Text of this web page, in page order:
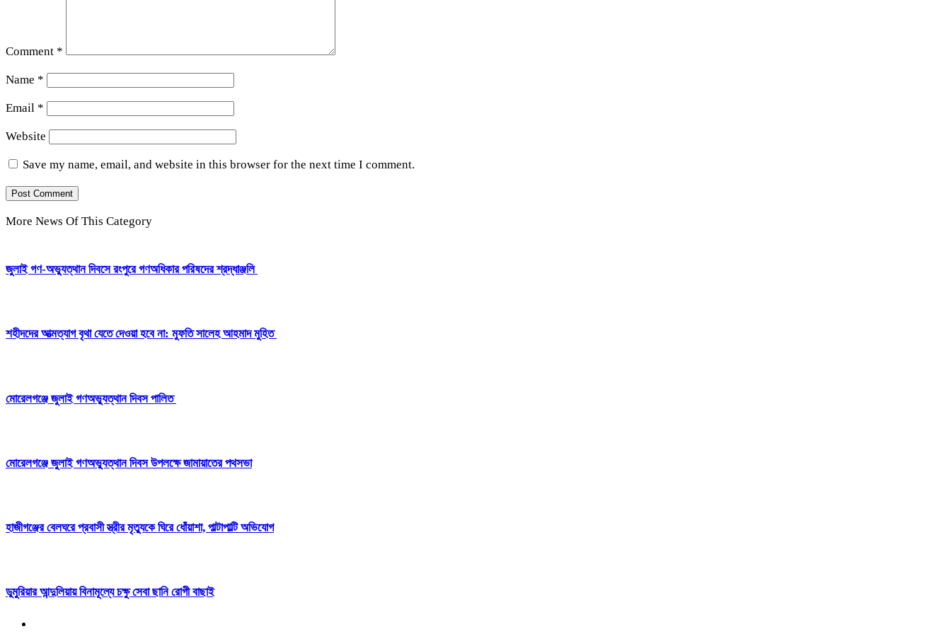
Comment *
Name *
Email *
Website
Save my name, email, and website in this browser for the next time I comment.
More News Of This Category
‎জুলাই গণ-অভ্যুত্থান দিবসে রংপুরে গণঅধিকার পরিষদের শ্রদ্ধাঞ্জলি ‎
‎শহীদদের আত্মত্যাগ বৃথা যেতে দেওয়া হবে না: মুফতি সালেহ আহমাদ মুহিত ‎
মোরেলগঞ্জে জুলাই গণঅভ্যুত্থান দিবস পালিত
মোরেলগঞ্জে জুলাই গণঅভ্যুত্থান দিবস উপলক্ষে জামায়াতের পথসভা
হাজীগঞ্জের বেলঘরে প্রবাসী স্ত্রীর মৃত্যুকে ঘিরে ধোঁয়াশা, পাল্টাপাল্টি অভিযোগ
ডুমুরিয়ার আন্দুলিয়ায় বিনামূল্যে চক্ষু সেবা ছানি রোগী বাছাই